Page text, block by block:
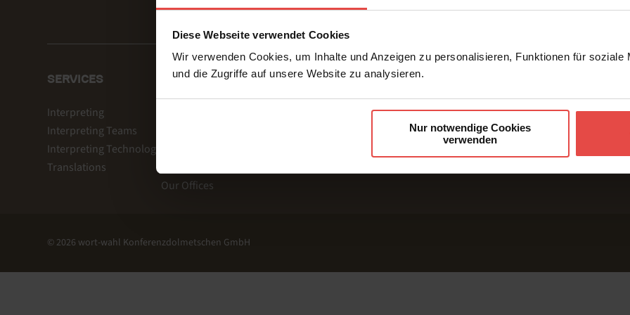
Diese Webseite verwendet Cookies
Wir verwenden Cookies, um Inhalte und Anzeigen zu personalisieren, Funktionen für soziale
und die Zugriffe auf unsere Website zu analysieren.
Nur notwendige Cookies
verwenden
SERVICES
Interpreting
Interpreting Teams
Interpreting Technology
Translations
MORE PAGES
Our Offices
Cologne
Bonn
© 2026 wort-wahl Konferenzdolmetschen GmbH